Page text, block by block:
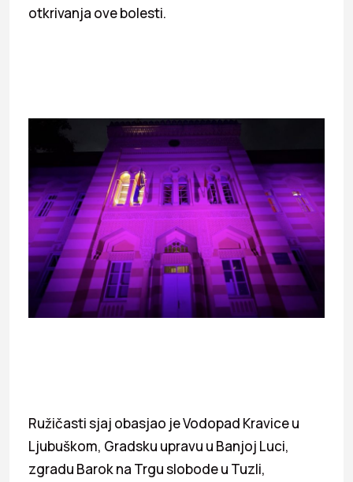
otkrivanja ove bolesti.
Ružičasti sjaj obasjao je Vodopad Kravice u
Ljubuškom, Gradsku upravu u Banjoj Luci,
zgradu Barok na Trgu slobode u Tuzli,